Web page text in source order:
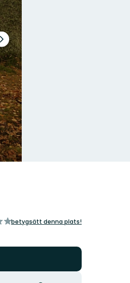
Nästa
bildspel
betygsätt denna plats!